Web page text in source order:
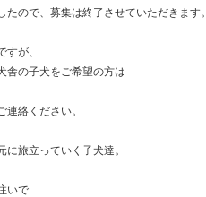
ので、募集は終了させていただきます。
が、
舎の子犬をご希望の方は
絡ください。
に旅立っていく子犬達。
いで